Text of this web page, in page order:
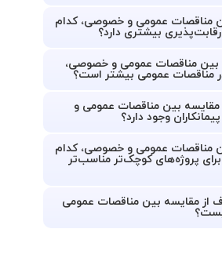
مناقصات عمومی و خصوصی، کدام
بیشتری دارد؟
بین مناقصات عمومی و خصوصی،
مناقصات عمومی بیشتر است؟
مقایسه بین مناقصات عمومی و
وجود دارد؟
مناقصات عمومی و خصوصی، کدام
پروژه‌های کوچک‌تر مناسب‌تر
از مقایسه بین مناقصات عمومی